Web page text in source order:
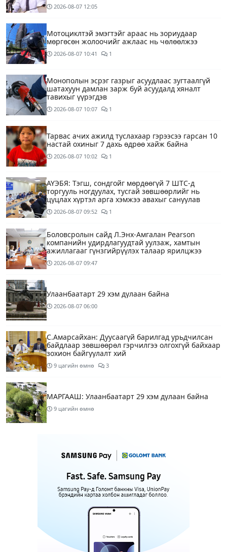
2026-08-07 12:05
Мотоциклтэй эмэгтэйг араас нь зориудаар
мөргөсөн жолоочийг ажлаас нь чөлөөлжээ
2026-08-07 10:41 1
Монополын эсрэг газрыг асуудлаас зугтаалгүй
шатахуун дамлан зарж буй асуудалд хяналт
тавихыг үүрэгдэв
2026-08-07 10:07 1
Тарвас ачих ажилд туслахаар гэрээсээ гарсан 10
настай охиныг 7 дахь өдрөө хайж байна
2026-08-07 10:02 1
АҮЭБЯ: Тэгш, сондгойг мөрдөөгүй 7 ШТС-д
торгууль ногдуулах, тусгай зөвшөөрлийг нь
цуцлах хүртэл арга хэмжээ авахыг сануулав
2026-08-07 09:52 1
Боловсролын сайд Л.Энх-Амгалан Pearson
компанийн удирдлагуудтай уулзаж, хамтын
ажиллагааг гүнзгийрүүлэх талаар ярилцжээ
2026-08-07 09:47
Улаанбаатарт 29 хэм дулаан байна
2026-08-07 06:00
С.Амарсайхан: Дуусаагүй барилгад урьдчилсан
байдлаар зөвшөөрөл гэрчилгээ олгохгүй байхаар
зохион байгуулалт хий
9 цагийн өмнө 3
МАРГААШ: Улаанбаатарт 29 хэм дулаан байна
9 цагийн өмнө
ажиллагаагаа өргөжүүлнэ
Б.Дашпүрэв: Орон нутгийн иргэд намрын ургац
хураалт, хадлантай холбоотой ШТС-уудаар
зөөврийн саваар автобензин авч болно
Дуучин A Cool буюу Б.Анхбаяр Төв цэнгэлдэх